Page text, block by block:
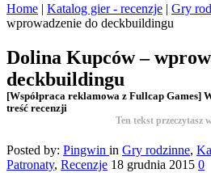
Home | Katalog gier - recenzje | Gry
wprowadzenie do deckbuildingu
Dolina Kupców –
deckbuildingu
[Współpraca reklamowa z Fullcap Games]
treść recenzji
Ten tekst przeczytasz
Posted by: Pingwin in Gry rodzinne,
Patronaty, Recenzje 18 grudnia 2015 0